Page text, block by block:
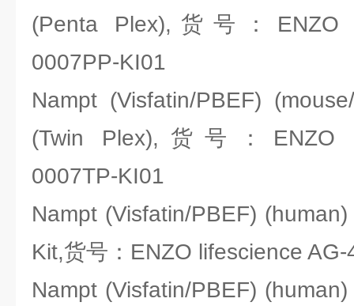
(Penta Plex),货号：ENZO
0007PP-KI01
Nampt (Visfatin/PBEF)
(Twin Plex),货号：ENZO
0007TP-KI01
Nampt (Visfatin/PBEF)
Kit,货号：ENZO lifescience
Nampt (Visfatin/PBEF)